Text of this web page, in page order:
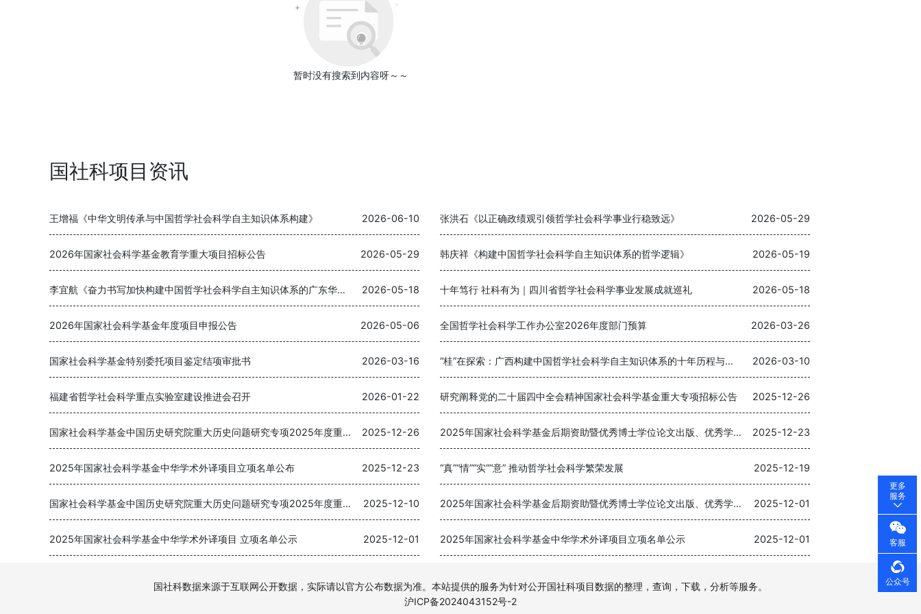
暂时没有搜索到内容呀～～
国社科项目资讯
王增福《中华文明传承与中国哲学社会科学自主知识体系构建》 2026-06-10 张洪石《以正确政绩观引领哲学社会科学事业行稳致远》 2026-05-29
2026年国家社会科学基金教育学重大项目招标公告 2026-05-29 韩庆祥《构建中国哲学社会科学自主知识体系的哲学逻辑》 2026-05-19
李宜航《奋力书写加快构建中国哲学社会科学自主知识体系的广东华章》 2026-05-18 十年笃行 社科有为｜四川省哲学社会科学事业发展成就巡礼 2026-05-18
2026年国家社会科学基金年度项目申报公告 2026-05-06 全国哲学社会科学工作办公室2026年度部门预算 2026-03-26
国家社会科学基金特别委托项目鉴定结项审批书 2026-03-16 “桂”在探索：广西构建中国哲学社会科学自主知识体系的十年历程与展望 2026-03-10
福建省哲学社会科学重点实验室建设推进会召开 2026-01-22 研究阐释党的二十届四中全会精神国家社会科学基金重大专项招标公告 2025-12-26
国家社会科学基金中国历史研究院重大历史问题研究专项2025年度重大招标项目立项名单公布 2025-12-26 2025年国家社会科学基金后期资助暨优秀博士学位论文出版、优秀学术著作再版项目立项结果公布 2025-12-23
2025年国家社会科学基金中华学术外译项目立项名单公布 2025-12-23 “真”“情”“实”“意” 推动哲学社会科学繁荣发展 2025-12-19
国家社会科学基金中国历史研究院重大历史问题研究专项2025年度重大招标项目立项公示 2025-12-10 2025年国家社会科学基金后期资助暨优秀博士学位论文出版、优秀学术著作再版项目立项名单公示 2025-12-01
2025年国家社会科学基金中华学术外译项目 立项名单公示 2025-12-01 2025年国家社会科学基金中华学术外译项目立项名单公示 2025-12-01
国社科数据来源于互联网公开数据，实际请以官方公布数据为准。本站提供的服务为针对公开国社科项目数据的整理，查询，下载，分析等服务。
沪ICP备2024043152号-2
更多
服务
客服
公众号